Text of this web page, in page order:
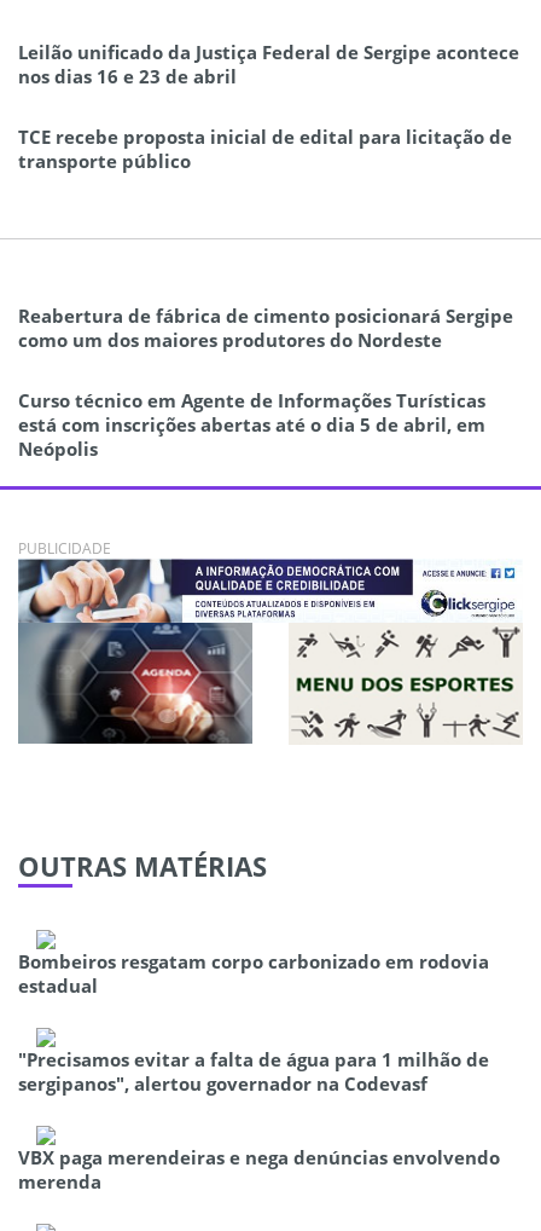
Leilão unificado da Justiça Federal de Sergipe acontece
nos dias 16 e 23 de abril
TCE recebe proposta inicial de edital para licitação de
transporte público
Reabertura de fábrica de cimento posicionará Sergipe
como um dos maiores produtores do Nordeste
Curso técnico em Agente de Informações Turísticas
está com inscrições abertas até o dia 5 de abril, em
Neópolis
PUBLICIDADE
OUTRAS MATÉRIAS
Bombeiros resgatam corpo carbonizado em rodovia
estadual
"Precisamos evitar a falta de água para 1 milhão de
sergipanos", alertou governador na Codevasf
VBX paga merendeiras e nega denúncias envolvendo
merenda